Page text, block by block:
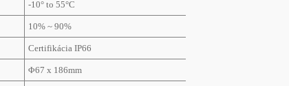
-10° to 55°C
10% ~ 90%
Certifikácia IP66
Φ67 x 186mm